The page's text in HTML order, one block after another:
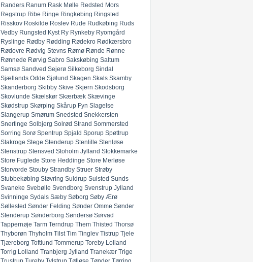
Randers Ranum Rask Mølle Redsted Mors
Regstrup Ribe Ringe Ringkøbing Ringsted
Risskov Roskilde Roslev Rude Rudkøbing Ruds
Vedby Rungsted Kyst Ry Rynkeby Ryomgård
Ryslinge Rødby Rødding Rødekro Rødkærsbro
Rødovre Rødvig Stevns Rømø Rønde Rønne
Rønnede Rørvig Sabro Sakskøbing Saltum
Samsø Sandved Sejerø Silkeborg Sindal
Sjællands Odde Sjølund Skagen Skals Skamby
Skanderborg Skibby Skive Skjern Skodsborg
Skovlunde Skælskør Skærbæk Skævinge
Skødstrup Skørping Skårup Fyn Slagelse
Slangerup Smørum Snedsted Snekkersten
Snertinge Solbjerg Solrød Strand Sommersted
Sorring Sorø Spentrup Spjald Sporup Spøttrup
Stakroge Stege Stenderup Stenlille Stenløse
Stenstrup Stensved Stoholm Jylland Stokkemarke
Store Fuglede Store Heddinge Store Merløse
Storvorde Stouby Strandby Struer Strøby
Stubbekøbing Støvring Suldrup Sulsted Sunds
Svaneke Svebølle Svendborg Svenstrup Jylland
Svinninge Sydals Sæby Søborg Søby Ærø
Søllested Sønder Felding Sønder Omme Sønder
Stenderup Sønderborg Søndersø Sørvad
Tappernøje Tarm Terndrup Them Thisted Thorsø
Thyborøn Thyholm Tilst Tim Tinglev Tistrup Tjele
Tjæreborg Toftlund Tommerup Toreby Lolland
Torrig Lolland Tranbjerg Jylland Tranekær Trige